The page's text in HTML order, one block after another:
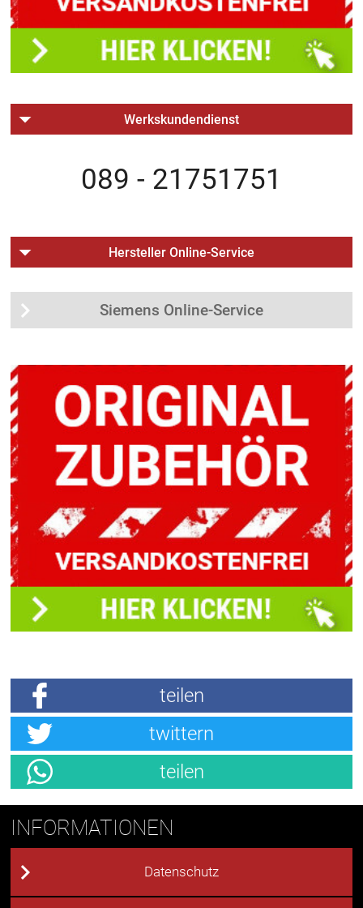
Werkskundendienst
089 - 21751751
Hersteller Online-Service
Siemens Online-Service
teilen
twittern
teilen
INFORMATIONEN
Datenschutz